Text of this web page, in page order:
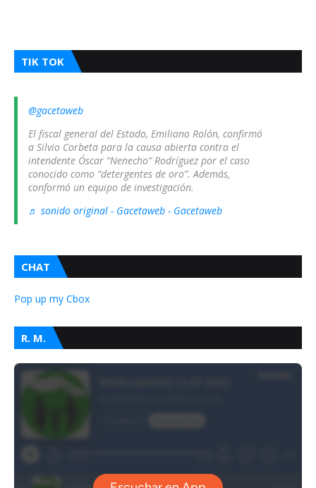
TIK TOK
@gacetaweb
El fiscal general del Estado, Emiliano Rolón, confirmó
a Silvio Corbeta para la causa abierta contra el
intendente Óscar “Nenecho” Rodríguez por el caso
conocido como “detergentes de oro”. Además,
conformó un equipo de investigación.
♬ sonido original - Gacetaweb - Gacetaweb
CHAT
Pop up my Cbox
R. M.